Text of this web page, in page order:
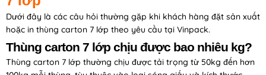
Dưới đây là các câu hỏi thường gặp khi khách hàng đặt sản xuất
hoặc in thùng carton 7 lớp theo yêu cầu tại Vinpack.
Thùng carton 7 lớp chịu được bao nhiêu kg?
Thùng carton 7 lớp thường chịu được tải trọng từ 50kg đến hơn